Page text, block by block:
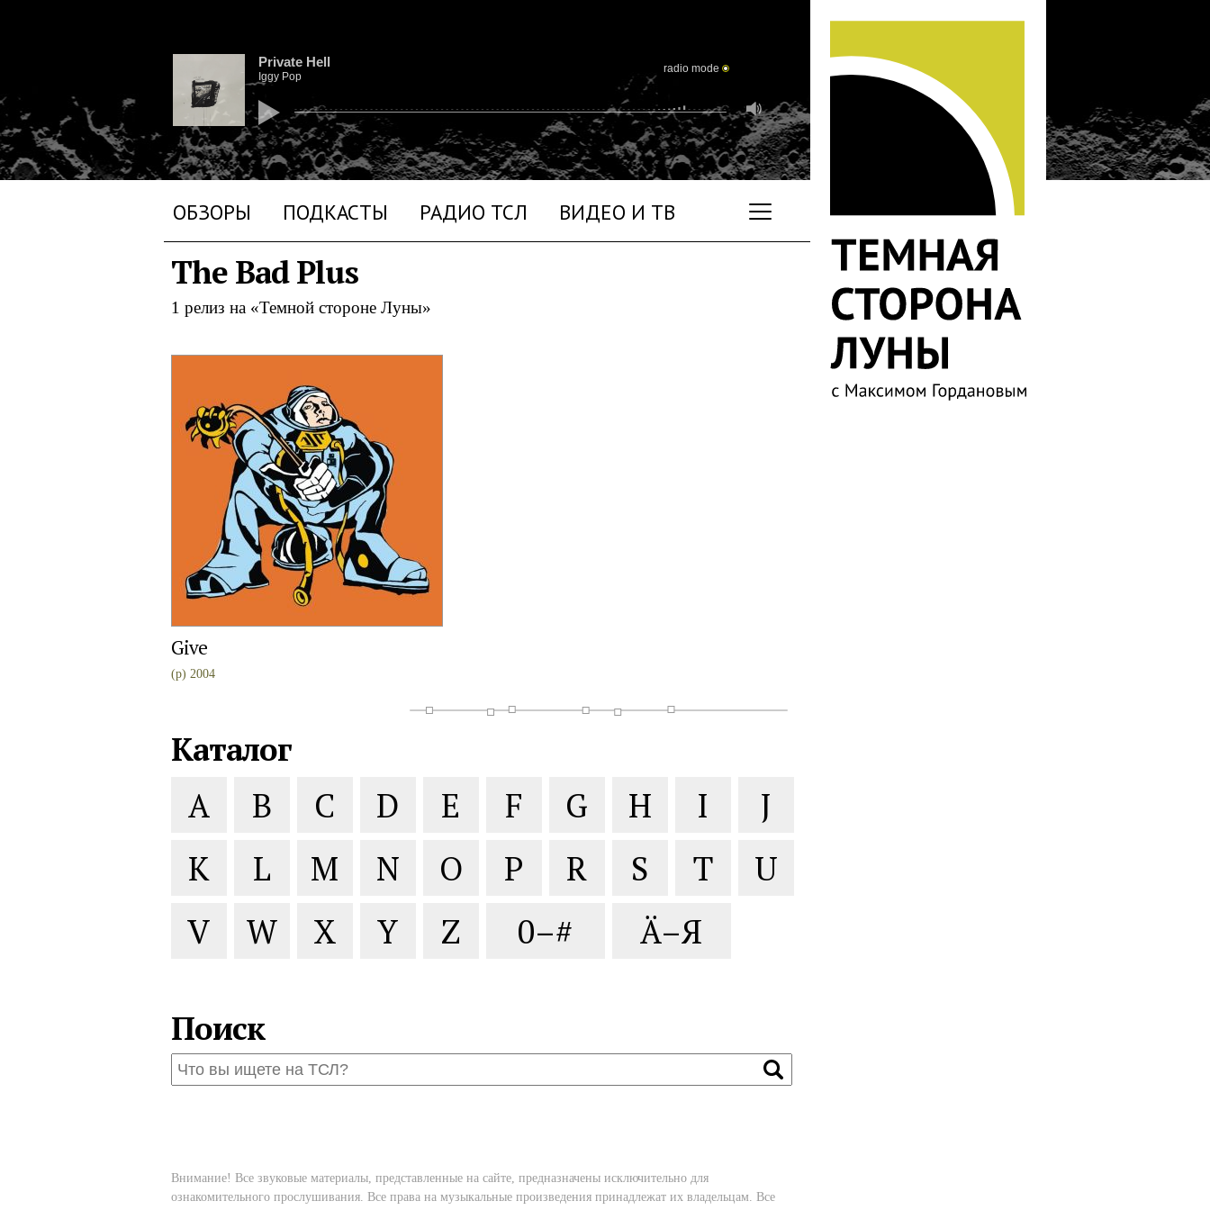
ОБЗОРЫ ПОДКАСТЫ РАДИО ТСЛ ВИДЕО И ТВ
Private Hell
Iggy Pop
radio mode
The Bad Plus
1 релиз на «Темной стороне Луны»
Give
(p) 2004
Каталог
A B C D E F G H I
J
K
L M N O P R S T
U
V
W X Y Z 0–# Ä–Я
Поиск
Внимание! Все звуковые материалы, представленные на сайте, предназначены исключительно для
ознакомительного прослушивания. Все права на музыкальные произведения принадлежат их владельцам. Все